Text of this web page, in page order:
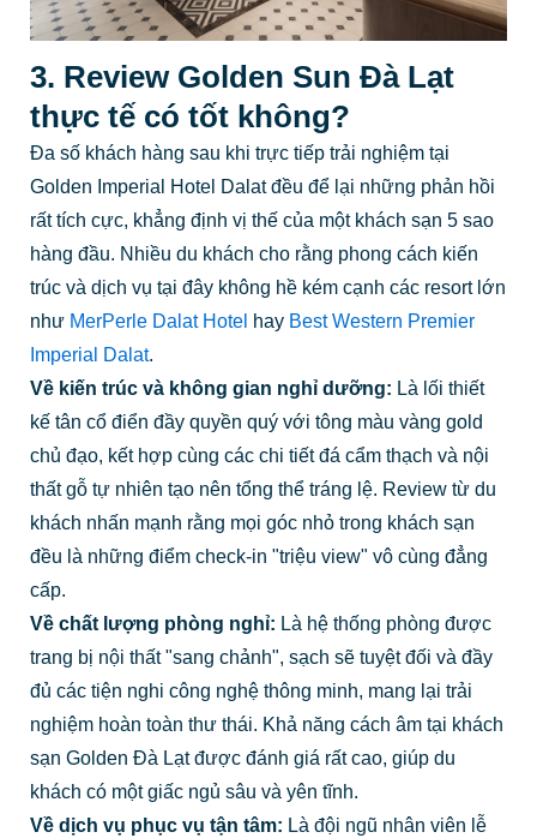
3. Review Golden Sun Đà Lạt
thực tế có tốt không?
Đa số khách hàng sau khi trực tiếp trải nghiệm tại
Golden Imperial Hotel Dalat đều để lại những phản hồi
rất tích cực, khẳng định vị thế của một khách sạn 5 sao
hàng đầu. Nhiều du khách cho rằng phong cách kiến
trúc và dịch vụ tại đây không hề kém cạnh các resort lớn
như MerPerle Dalat Hotel hay Best Western Premier
Imperial Dalat.
Về kiến trúc và không gian nghỉ dưỡng: Là lối thiết
kế tân cổ điển đầy quyền quý với tông màu vàng gold
chủ đạo, kết hợp cùng các chi tiết đá cẩm thạch và nội
thất gỗ tự nhiên tạo nên tổng thể tráng lệ. Review từ du
khách nhấn mạnh rằng mọi góc nhỏ trong khách sạn
đều là những điểm check-in "triệu view" vô cùng đẳng
cấp.
Về chất lượng phòng nghỉ: Là hệ thống phòng được
trang bị nội thất "sang chảnh", sạch sẽ tuyệt đối và đầy
đủ các tiện nghi công nghệ thông minh, mang lại trải
nghiệm hoàn toàn thư thái. Khả năng cách âm tại khách
sạn Golden Đà Lạt được đánh giá rất cao, giúp du
khách có một giấc ngủ sâu và yên tĩnh.
Về dịch vụ phục vụ tận tâm: Là đội ngũ nhân viên lễ